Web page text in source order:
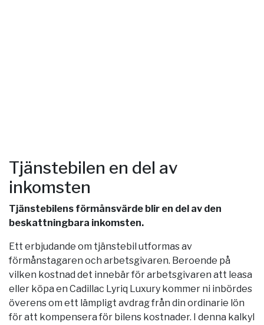
Tjänstebilen en del av
inkomsten
Tjänstebilens förmånsvärde blir en del av den
beskattningbara inkomsten.
Ett erbjudande om tjänstebil utformas av
förmånstagaren och arbetsgivaren. Beroende på
vilken kostnad det innebär för arbetsgivaren att leasa
eller köpa en Cadillac Lyriq Luxury kommer ni inbördes
överens om ett lämpligt avdrag från din ordinarie lön
för att kompensera för bilens kostnader. I denna kalkyl